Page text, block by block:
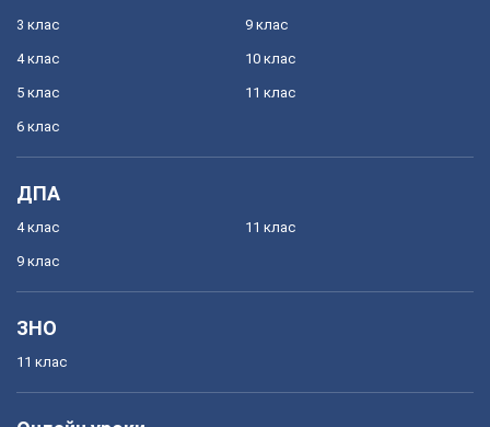
3 клас
4 клас
5 клас
6 клас
9 клас
10 клас
11 клас
ДПА
4 клас
9 клас
11 клас
ЗНО
11 клас